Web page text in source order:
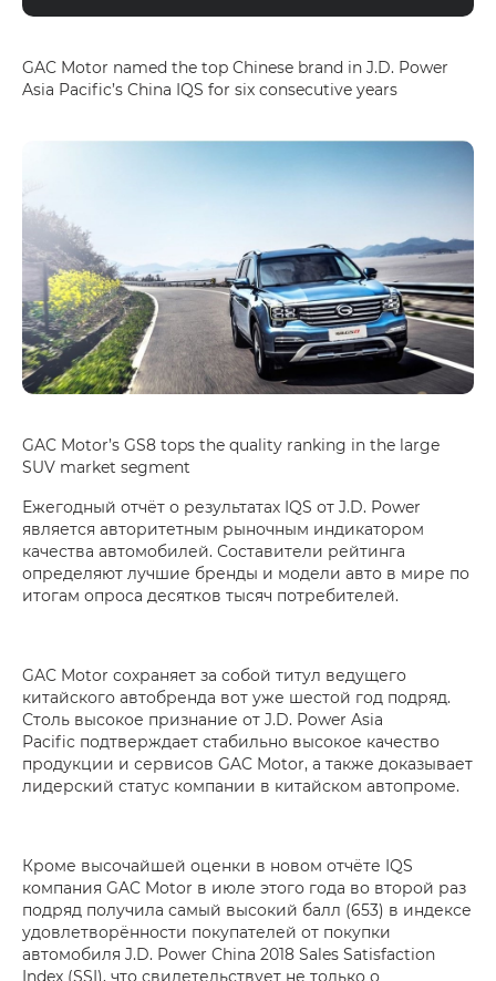
GAC Motor named the top Chinese brand in J.D. Power
Asia Pacific’s China IQS for six consecutive years
GAC Motor’s GS8 tops the quality ranking in the large
SUV market segment
Ежегодный отчёт о результатах IQS от J.D. Power
является авторитетным рыночным индикатором
качества автомобилей. Составители рейтинга
определяют лучшие бренды и модели авто в мире по
итогам опроса десятков тысяч потребителей.
GAC Motor сохраняет за собой титул ведущего
китайского автобренда вот уже шестой год подряд.
Столь высокое признание от J.D. Power Asia
Pacific подтверждает стабильно высокое качество
продукции и сервисов GAC Motor, а также доказывает
лидерский статус компании в китайском автопроме.
Кроме высочайшей оценки в новом отчёте IQS
компания GAC Motor в июле этого года во второй раз
подряд получила самый высокий балл (653) в индексе
удовлетворённости покупателей от покупки
автомобиля J.D. Power China 2018 Sales Satisfaction
Index (SSI), что свидетельствует не только о